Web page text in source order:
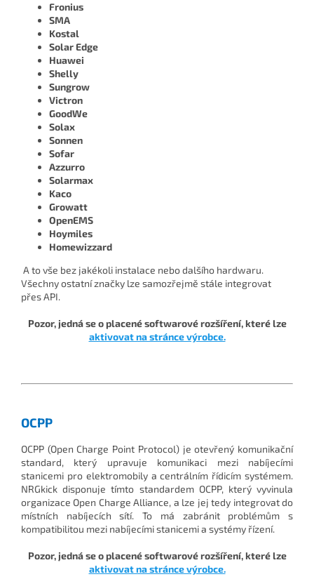
Fronius
SMA
Kostal
Solar Edge
Huawei
Shelly
Sungrow
Victron
GoodWe
Solax
Sonnen
Sofar
Azzurro
Solarmax
Kaco
Growatt
OpenEMS
Hoymiles
Homewizzard
A to vše bez jakékoli instalace nebo dalšího hardwaru.
Všechny ostatní značky lze samozřejmě stále integrovat
přes API.
Pozor, jedná se o placené softwarové rozšíření, které lze
aktivovat na stránce výrobce.
OCPP
OCPP (Open Charge Point Protocol) je otevřený komunikační
standard, který upravuje komunikaci mezi nabíjecími
stanicemi pro elektromobily a centrálním řídicím systémem.
NRGkick disponuje tímto standardem OCPP, který vyvinula
organizace Open Charge Alliance, a lze jej tedy integrovat do
místních nabíjecích sítí. To má zabránit problémům s
kompatibilitou mezi nabíjecími stanicemi a systémy řízení.
Pozor, jedná se o placené softwarové rozšíření, které lze
aktivovat na stránce výrobce.